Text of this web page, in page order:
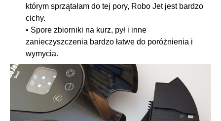
którym sprzątałam do tej pory, Robo Jet jest bardzo
cichy.
• Spore zbiorniki na kurz, pył i inne
zanieczyszczenia bardzo łatwe do poróżnienia i
wymycia.